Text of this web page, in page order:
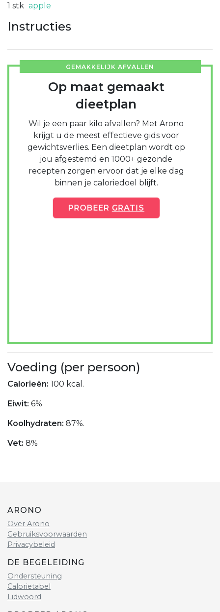
1 stk apple
Instructies
GEMAKKELIJK AFVALLEN
Op maat gemaakt
dieetplan
Wil je een paar kilo afvallen? Met Arono
krijgt u de meest effectieve gids voor
gewichtsverlies. Een dieetplan wordt op
jou afgestemd en 1000+ gezonde
recepten zorgen ervoor dat je elke dag
binnen je caloriedoel blijft.
PROBEER GRATIS
Voeding (per persoon)
Calorieën: 100 kcal.
Eiwit: 6%
Koolhydraten: 87%.
Vet: 8%
ARONO
Over Arono
Gebruiksvoorwaarden
Privacybeleid
DE BEGELEIDING
Ondersteuning
Calorietabel
Lidwoord